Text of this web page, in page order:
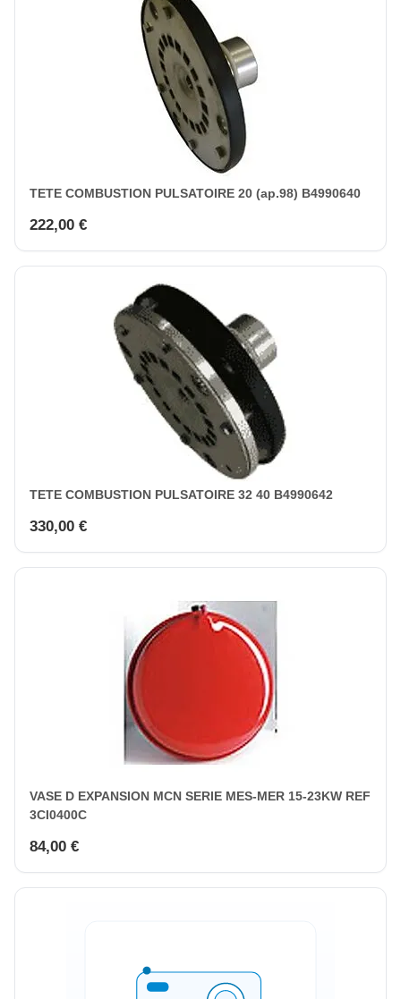
TETE COMBUSTION PULSATOIRE 20 (ap.98) B4990640
222,00 €
TETE COMBUSTION PULSATOIRE 32 40 B4990642
330,00 €
VASE D EXPANSION MCN SERIE MES-MER 15-23KW REF
3CI0400C
84,00 €